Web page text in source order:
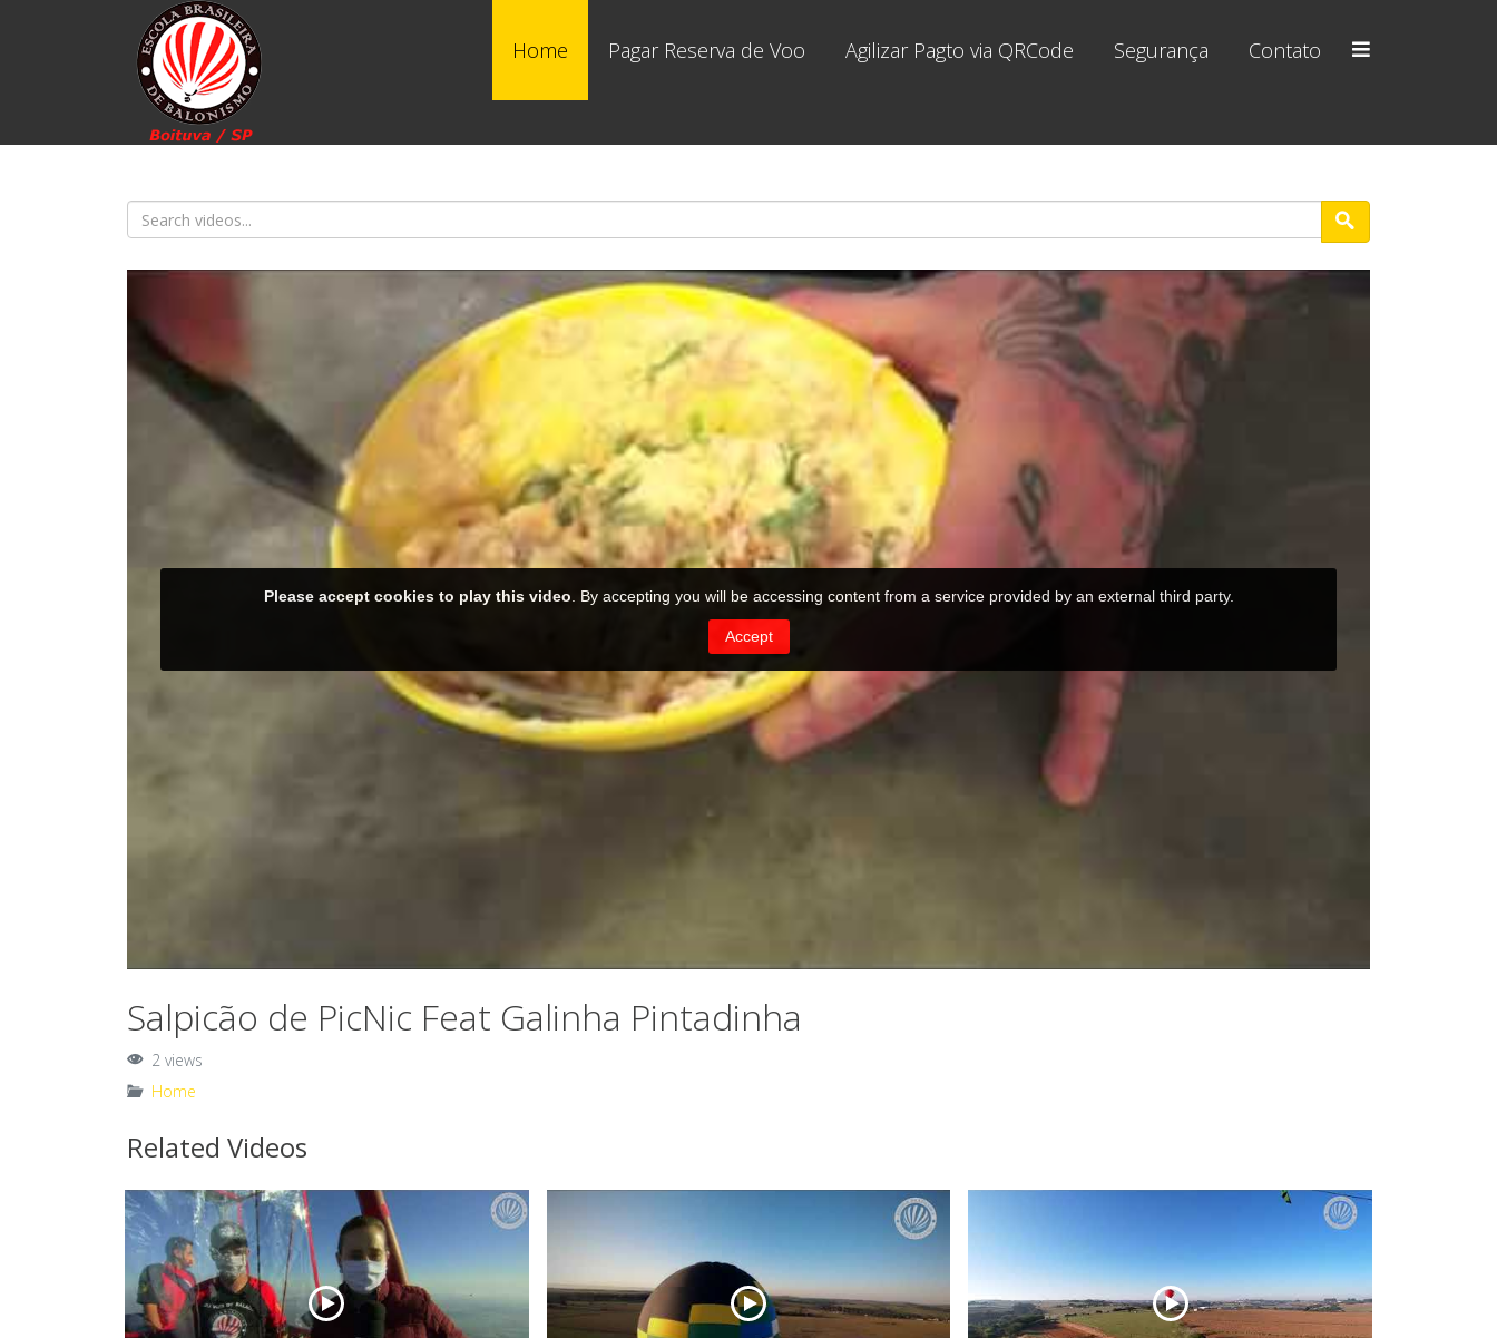
Home Pagar Reserva de Voo Agilizar Pagto via QRCode Segurança Contato
Salpicão de PicNic Feat Galinha Pintadinha
2 views
Home
Related Videos